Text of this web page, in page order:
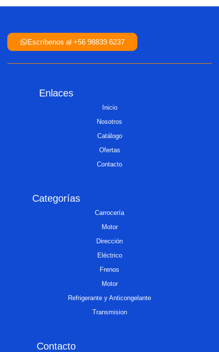
Escríbenos al +56 98839 6237
Enlaces
Inicio
Nosotros
Catálogo
Ofertas
Contacto
Categorías
Carrocería
Motor
Dirección
Eléctrico
Frenos
Motor
Refrigerante y Anticongelante
Transmision
Contacto